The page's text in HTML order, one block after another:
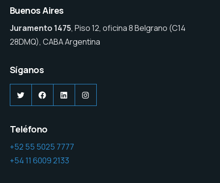
Buenos Aires
Juramento 1475, Piso 12, oficina 8 Belgrano (C14
28DMQ), CABA Argentina
Síganos
TwitterFacebook
LinkedInInstagram
Teléfono
+52 55 5025 7777
+54 11 6009 2133